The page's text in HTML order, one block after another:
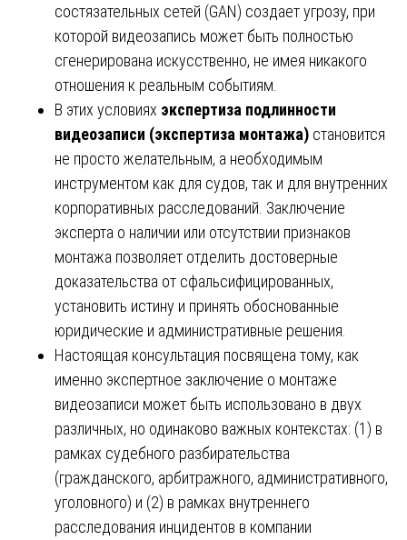
состязательных сетей (GAN) создает угрозу, при
которой видеозапись может быть полностью
сгенерирована искусственно, не имея никакого
отношения к реальным событиям.
В этих условиях экспертиза подлинности
видеозаписи (экспертиза монтажа) становится
не просто желательным, а необходимым
инструментом как для судов, так и для внутренних
корпоративных расследований. Заключение
эксперта о наличии или отсутствии признаков
монтажа позволяет отделить достоверные
доказательства от сфальсифицированных,
установить истину и принять обоснованные
юридические и административные решения.
Настоящая консультация посвящена тому, как
именно экспертное заключение о монтаже
видеозаписи может быть использовано в двух
различных, но одинаково важных контекстах: (1) в
рамках судебного разбирательства
(гражданского, арбитражного, административного,
уголовного) и (2) в рамках внутреннего
расследования инцидентов в компании